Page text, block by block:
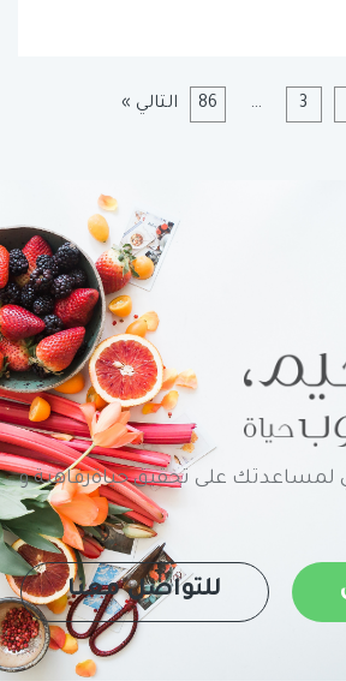
3
…
86 التالي »
على تحقيق حياةرفاهية و
للتواصل معنا